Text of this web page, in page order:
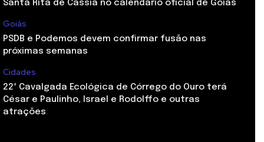
Santa Rita de Cássia no calendário oficial de Goiás
Goiás
PSDB e Podemos devem confirmar fusão nas
próximas semanas
Cidades
22ª Cavalgada Ecológica de Córrego do Ouro terá
César e Paulinho, Israel e Rodolffo e outras
atrações